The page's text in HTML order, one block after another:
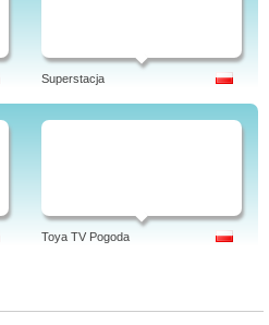
Superstacja
Toya TV Pogoda